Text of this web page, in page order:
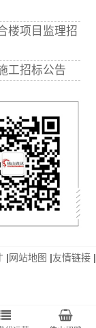
楼项目监理招
工招标公告
|网站地图 |友情链接 |